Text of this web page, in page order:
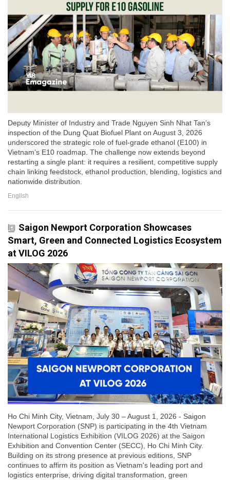
Deputy Minister of Industry and Trade Nguyen Sinh Nhat Tan’s
inspection of the Dung Quat Biofuel Plant on August 3, 2026
underscored the strategic role of fuel-grade ethanol (E100) in
Vietnam’s E10 roadmap. The challenge now extends beyond
restarting a single plant: it requires a resilient, competitive supply
chain linking feedstock, ethanol production, blending, logistics and
nationwide distribution.
English
Saigon Newport Corporation Showcases
Smart, Green and Connected Logistics Ecosystem
at VILOG 2026
Ho Chi Minh City, Vietnam, July 30 – August 1, 2026 - Saigon
Newport Corporation (SNP) is participating in the 4th Vietnam
International Logistics Exhibition (VILOG 2026) at the Saigon
Exhibition and Convention Center (SECC), Ho Chi Minh City.
Building on its strong presence at previous editions, SNP
continues to affirm its position as Vietnam's leading port and
logistics enterprise, driving digital transformation, green